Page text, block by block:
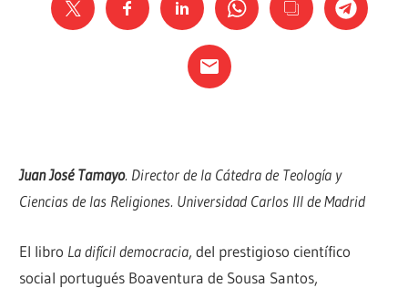
Juan José Tamayo. Director de la Cátedra de Teología y
Ciencias de las Religiones. Universidad Carlos III de Madrid
El libro La difícil democracia, del prestigioso científico
social portugués Boaventura de Sousa Santos,